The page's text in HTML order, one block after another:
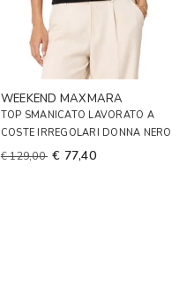
WEEKEND MAXMARA
TOP SMANICATO LAVORATO A
COSTE IRREGOLARI DONNA NERO
€ 129,00 € 77,40